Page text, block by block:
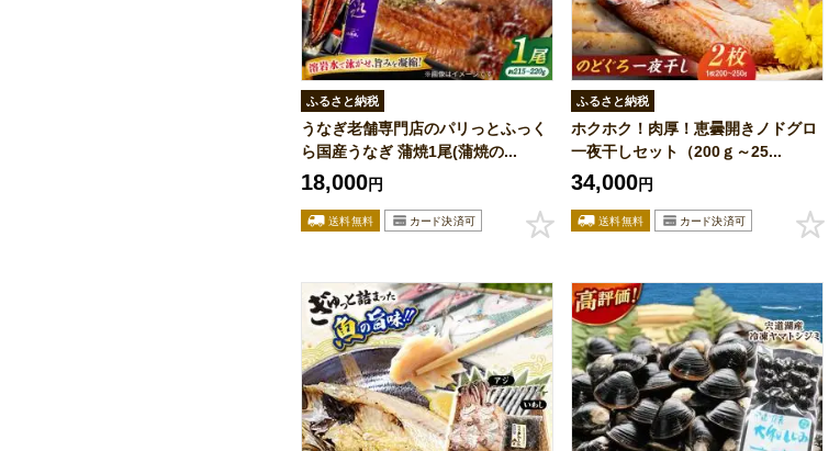
ふるさと納税
うなぎ老舗専門店のパリっとふっく
ら国産うなぎ 蒲焼1尾(蒲焼の...
18,000円
ふるさと納税
ホクホク！肉厚！恵曇開きノドグロ
一夜干しセット（200ｇ～25...
34,000円